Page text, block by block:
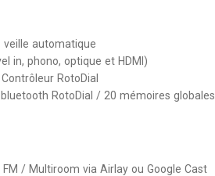
veille automatique
in, phono, optique et HDMI)
RotoDial
RotoDial / 20 mémoires globales
/ Multiroom via Airlay ou Google Cast